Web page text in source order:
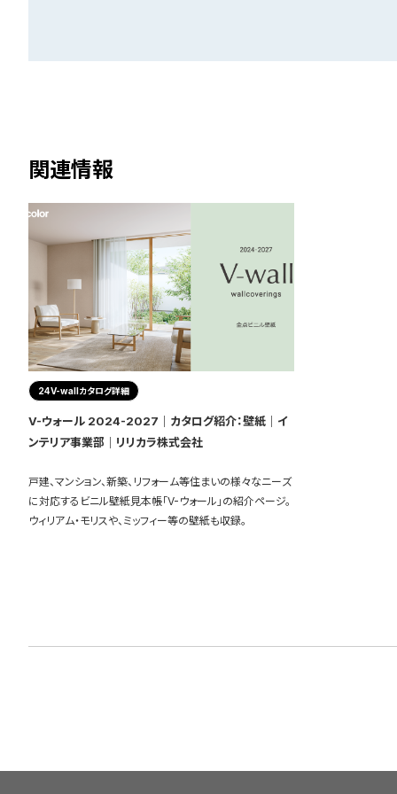
関連情報
24V-wallカタログ詳細
V-ウォール 2024-2027｜カタログ紹介：壁紙｜イ
ンテリア事業部｜リリカラ株式会社
戸建、マンション、新築、リフォーム等住まいの様々なニーズ
に対応するビニル壁紙見本帳「V-ウォール」の紹介ページ。
ウィリアム・モリスや、ミッフィー等の壁紙も収録。